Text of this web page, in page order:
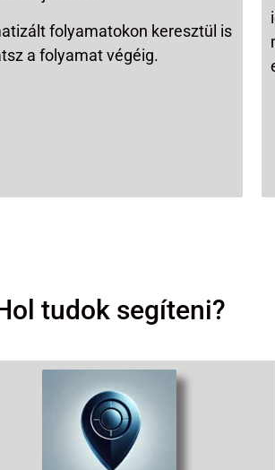
folyamatokon keresztül is
a folyamat végéig.
tudok segíteni?